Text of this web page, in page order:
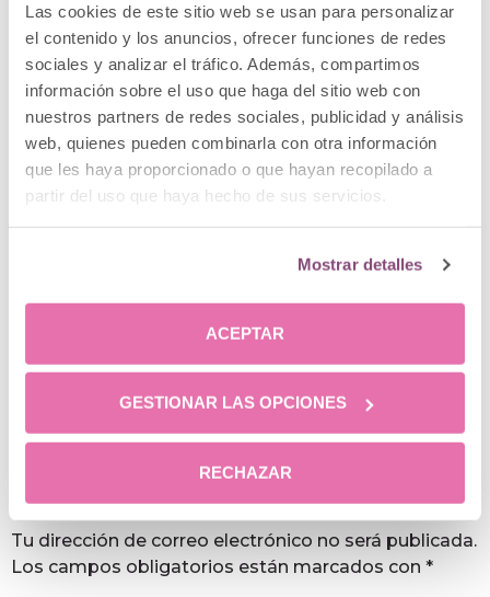
Las cookies de este sitio web se usan para personalizar
el contenido y los anuncios, ofrecer funciones de redes
sociales y analizar el tráfico. Además, compartimos
información sobre el uso que haga del sitio web con
nuestros partners de redes sociales, publicidad y análisis
web, quienes pueden combinarla con otra información
que les haya proporcionado o que hayan recopilado a
partir del uso que haya hecho de sus servicios.
Mostrar detalles
ACEPTAR
GESTIONAR LAS OPCIONES
RECHAZAR
Esclerosis de varices: ¿qué es y cómo tratar la
esclerosis vascular?
Cómo tener unas piernas bonitas y perfectas
Deja una respuesta
Tu dirección de correo electrónico no será publicada.
Los campos obligatorios están marcados con *